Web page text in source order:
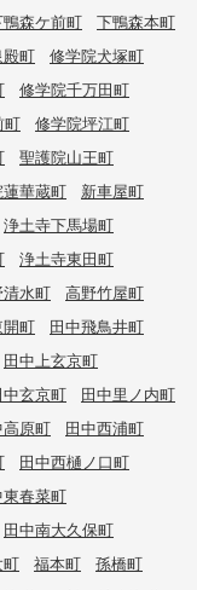
鴨森ケ前町
下鴨森本町
町
修学院犬塚町
修学院千万田町
町
修学院坪江町
聖護院山王町
華蔵町
新車屋町
浄土寺下馬場町
浄土寺東田町
水町
高野竹屋町
町
田中飛鳥井町
田中上玄京町
中玄京町
田中里ノ内町
高原町
田中西浦町
田中西樋ノ口町
東春菜町
田中南大久保町
町 福本町
孫橋町